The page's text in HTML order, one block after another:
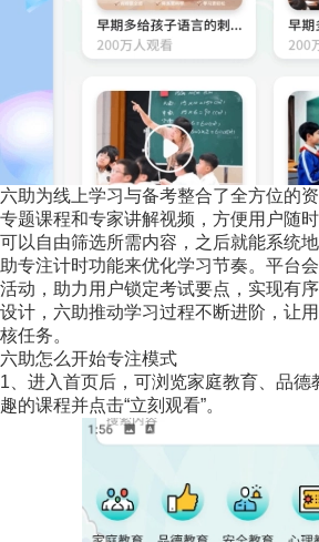
六助为线上学习与备考整合了全方位的
专题课程和专家讲解视频，方便用户随
可以自由筛选所需内容，之后就能系统
助专注计时功能来优化学习节奏。平台
活动，助力用户锁定考试要点，实现有
设计，六助推动学习过程不断进阶，让
核任务。
六助怎么开始专注模式
1、进入首页后，可浏览家庭教育、品德
趣的课程并点击“立刻观看”。